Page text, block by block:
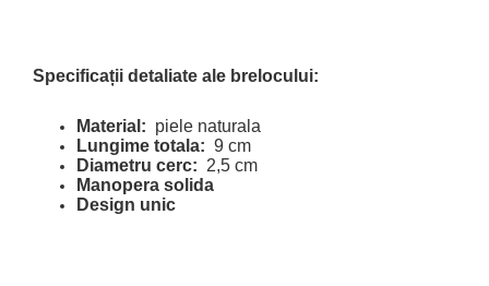
Specificații detaliate ale brelocului:
Material: piele naturala
Lungime totala: 9 cm
Diametru cerc: 2,5 cm
Manopera solida
Design unic